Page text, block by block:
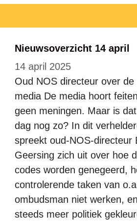
Nieuwsoverzicht 14 april
14 april 2025
Oud NOS directeur over de
media De media hoort
geen meningen. Maar is
dag nog zo? In dit
spreekt oud-NOS-directeur
Geersing zich uit over hoe
codes worden genegeerd,
controlerende taken van
ombudsman niet werken,
steeds meer politiek